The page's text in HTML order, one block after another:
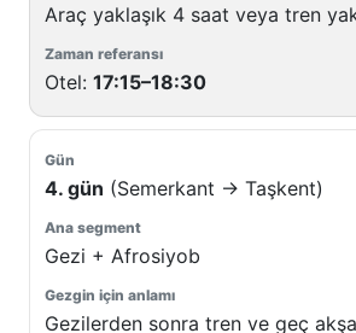
Araç yaklaşık 4 saat veya tren
Otel: 17:15–18:30
4. gün (Semerkant → Taşkent)
Gezi + Afrosiyob
Gezilerden sonra tren ve geç